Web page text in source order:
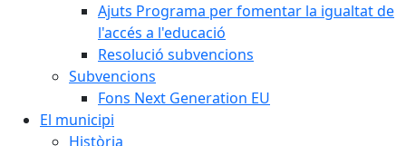
Ajuts Programa per fomentar la igualtat de
l'accés a l'educació
Resolució subvencions
Subvencions
Fons Next Generation EU
El municipi
Història